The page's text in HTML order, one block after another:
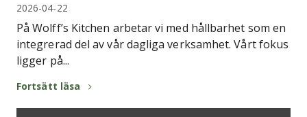
2026-04-22
På Wolff’s Kitchen arbetar vi med hållbarhet som en
integrerad del av vår dagliga verksamhet. Vårt fokus
ligger på...
Fortsätt läsa